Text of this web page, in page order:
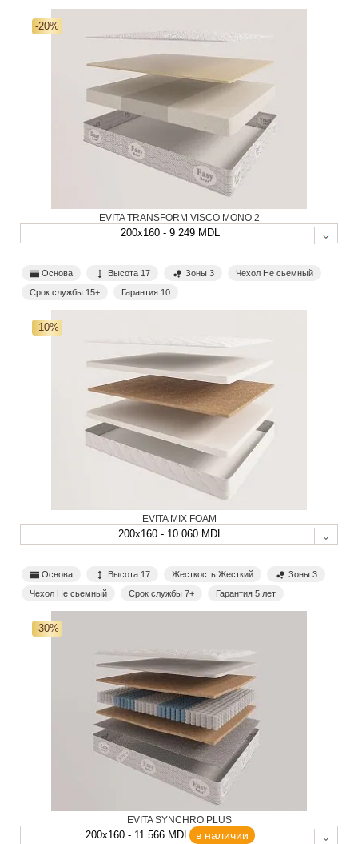
-20%
EVITA TRANSFORM VISCO MONO 2
200x160 - 9 249 MDL
Основа Высота 17 Зоны 3
Чехол Не сьемный
Срок службы 15+
Гарантия 10
-10%
EVITA MIX FOAM
200x160 - 10 060 MDL
Основа Высота 17 Жесткость Жесткий
Зоны 3
Чехол Не сьемный
Срок службы 7+ Гарантия 5 лет
-30%
EVITA SYNCHRO PLUS
200x160 - 11 566 MDL в наличии